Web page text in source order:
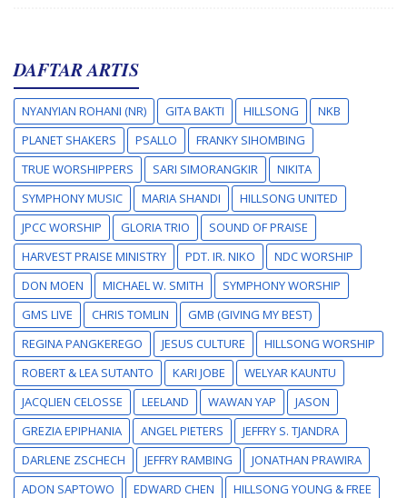
DAFTAR ARTIS
NYANYIAN ROHANI (NR) GITA BAKTI HILLSONG
NKB
PLANET SHAKERS
PSALLO
FRANKY SIHOMBING
TRUE WORSHIPPERS
SARI SIMORANGKIR
NIKITA
SYMPHONY MUSIC
MARIA SHANDI
HILLSONG UNITED
JPCC WORSHIP
GLORIA TRIO
SOUND OF PRAISE
HARVEST PRAISE MINISTRY
PDT. IR. NIKO
NDC WORSHIP
DON MOEN
MICHAEL W. SMITH
SYMPHONY WORSHIP
GMS LIVE
CHRIS TOMLIN
GMB (GIVING MY BEST)
REGINA PANGKEREGO
JESUS CULTURE
HILLSONG WORSHIP
ROBERT & LEA SUTANTO
KARI JOBE
WELYAR KAUNTU
JACQLIEN CELOSSE
LEELAND WAWAN YAP
JASON
GREZIA EPIPHANIA
ANGEL PIETERS
JEFFRY S. TJANDRA
DARLENE ZSCHECH
JEFFRY RAMBING
JONATHAN PRAWIRA
ADON SAPTOWO
EDWARD CHEN
HILLSONG YOUNG & FREE